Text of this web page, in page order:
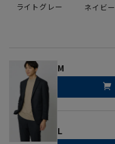
ライトグレー ネイビー
M
L